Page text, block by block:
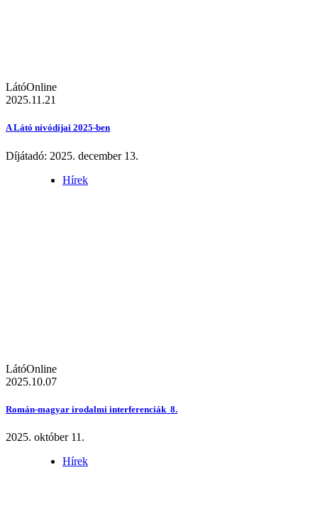
LátóOnline
2025.11.21
A Látó nívódíjai 2025-ben
Díjátadó: 2025. december 13.
Hírek
LátóOnline
2025.10.07
Román-magyar irodalmi interferenciák 8.
2025. október 11.
Hírek